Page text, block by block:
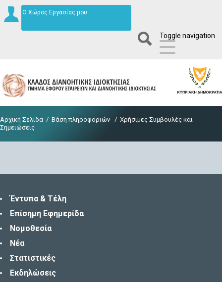
Ο Χώρος Εργασίας μου
Toggle navigation
Αρχική Σελίδα / Βάση πληροφοριών / Χρήσιμες Συμβουλές και
Σημειώσεις
Έντυπα & Τέλη
Επίσημη Εφημερίδα
Νομοθεσία
Νέα
Στατιστικές
Εκδηλώσεις